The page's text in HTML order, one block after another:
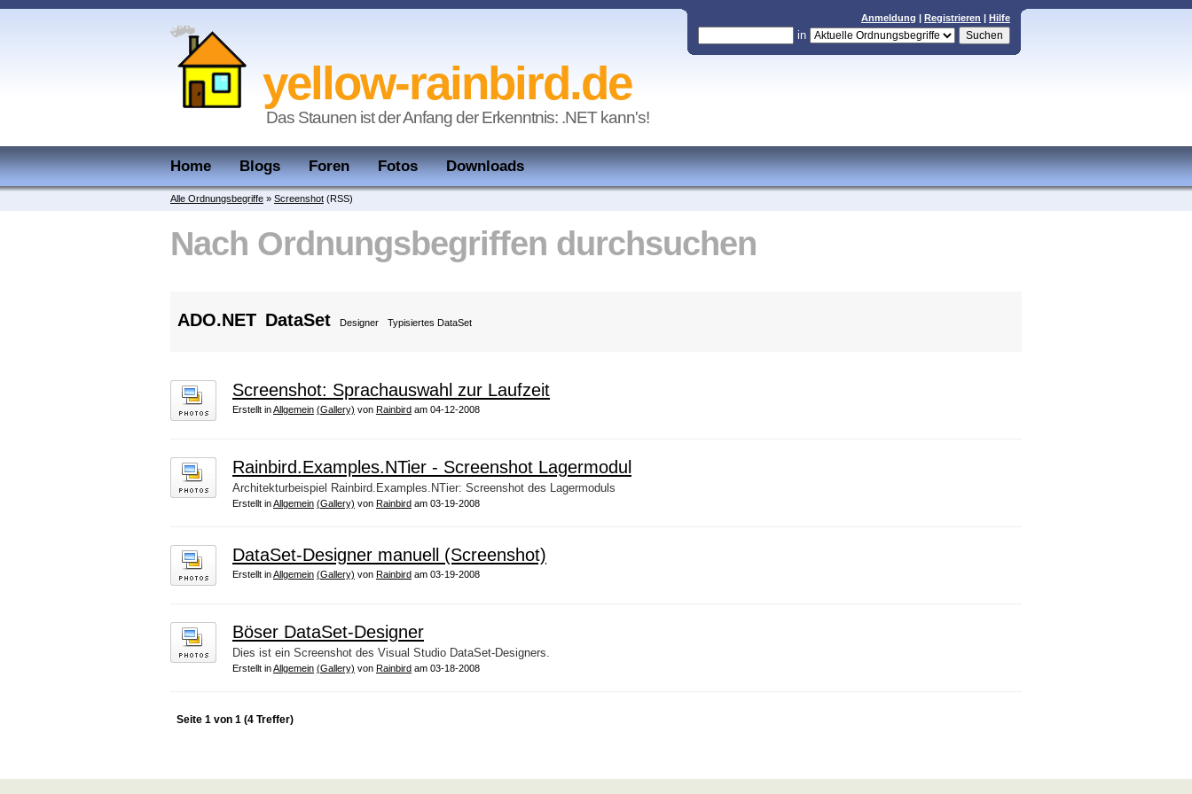
Anmeldung | Registrieren | Hilfe
in
yellow-rainbird.de
Das Staunen ist der Anfang der Erkenntnis: .NET kann's!
Home Blogs Foren Fotos Downloads
Alle Ordnungsbegriffe » Screenshot (RSS)
Nach Ordnungsbegriffen durchsuchen
ADO.NET DataSet Designer Typisiertes DataSet
Screenshot: Sprachauswahl zur Laufzeit
Erstellt inAllgemein (Gallery) von Rainbird am 04-12-2008
Rainbird.Examples.NTier - Screenshot Lagermodul
Architekturbeispiel Rainbird.Examples.NTier: Screenshot des Lagermoduls
Erstellt inAllgemein (Gallery) von Rainbird am 03-19-2008
DataSet-Designer manuell (Screenshot)
Erstellt inAllgemein (Gallery) von Rainbird am 03-19-2008
Böser DataSet-Designer
Dies ist ein Screenshot des Visual Studio DataSet-Designers.
Erstellt inAllgemein (Gallery) von Rainbird am 03-18-2008
Seite 1 von 1 (4 Treffer)